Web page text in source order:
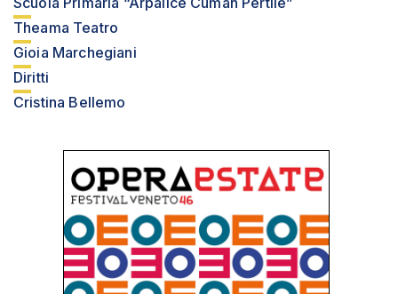
Theama Teatro
Gioia Marchegiani
Diritti
Cristina Bellemo